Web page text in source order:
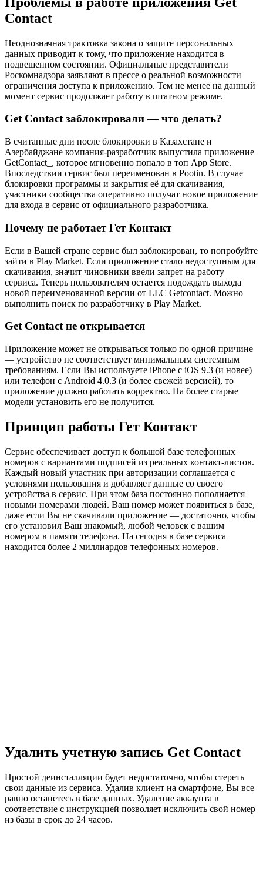
Contact
Неоднозначная трактовка закона о защите персональных
данных приводит к тому, что приложение находится в
подвешенном состоянии. Официальные представители
Роскомнадзора заявляют в прессе о реальной возможности
ограничения доступа к приложению. Тем не менее на данный
момент сервис продолжает работу в штатном режиме.
Get Contact заблокировали — что делать?
В считанные дни после блокировки в Казахстане и
Азербайджане компания-разработчик выпустила приложение
GetContact_, которое мгновенно попало в топ App Store.
Впоследствии сервис был переименован в Pootin. В случае
блокировки программы и закрытия её для скачивания,
участники сообщества оперативно получат новое приложение
для входа в сервис от официального разработчика.
Почему не работает Гет Контакт
Если в Вашей стране сервис был заблокирован, то попробуйте
зайти в Play Market. Если приложение стало недоступным для
скачивания, значит чиновники ввели запрет на работу
сервиса. Теперь пользователям остается подождать выхода
новой переименованной версии от LLC Getcontact. Можно
выполнить поиск по разработчику в Play Market.
Get Contact не открывается
Приложение может не открываться только по одной причине
— устройство не соответствует минимальным системным
требованиям. Если Вы используете iPhone c iOS 9.3 (и новее)
или телефон с Android 4.0.3 (и более свежей версией), то
приложение должно работать корректно. На более старые
модели установить его не получится.
Принцип работы Гет Контакт
Сервис обеспечивает доступ к большой базе телефонных
номеров с вариантами подписей из реальных контакт-листов.
Каждый новый участник при авторизации соглашается с
условиями пользования и добавляет данные со своего
устройства в сервис. При этом база постоянно пополняется
новыми номерами людей. Ваш номер может появиться в базе,
даже если Вы не скачивали приложение — достаточно, чтобы
его установил Ваш знакомый, любой человек с вашим
номером в памяти телефона. На сегодня в базе сервиса
находится более 2 миллиардов телефонных номеров.
Удалить учетную запись Get Contact
Простой деинсталляции будет недостаточно, чтобы стереть
свои данные из сервиса. Удалив клиент на смартфоне, Вы все
равно останетесь в базе данных. Удаление аккаунта в
соответствие с инструкцией позволяет исключить свой номер
из базы в срок до 24 часов.